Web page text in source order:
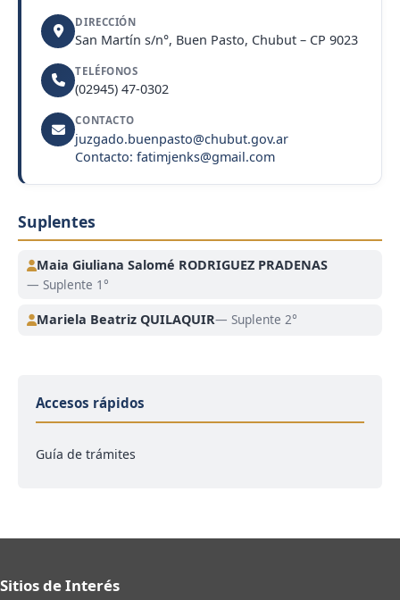
DIRECCIÓN
San Martín s/n°, Buen Pasto, Chubut – CP 9023
TELÉFONOS
(02945) 47-0302
CONTACTO
juzgado.buenpasto@chubut.gov.ar
Contacto: fatimjenks@gmail.com
Suplentes
Maia Giuliana Salomé RODRIGUEZ PRADENAS
— Suplente 1°
Mariela Beatriz QUILAQUIR— Suplente 2°
Accesos rápidos
Guía de trámites
Sitios de Interés